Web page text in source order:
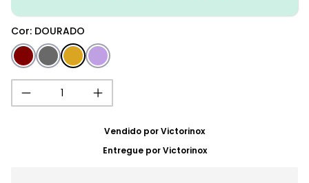
Cor: DOURADO
Vendido porVictorinox
Entregue porVictorinox